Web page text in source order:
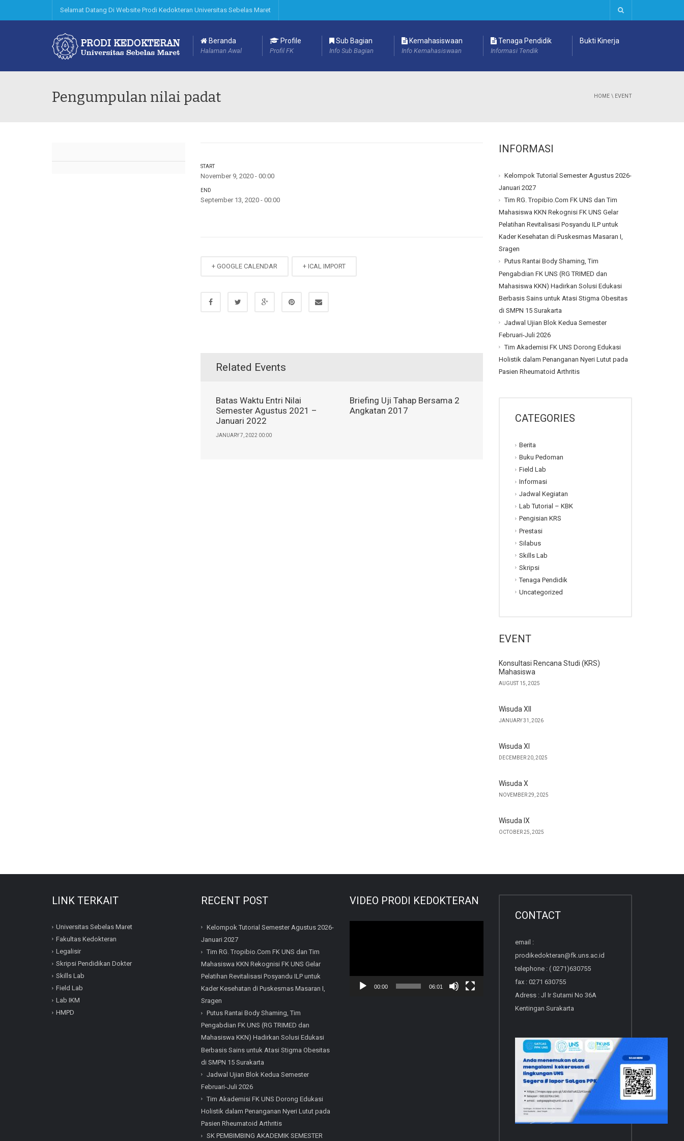
Selamat Datang Di Website Prodi Kedokteran Universitas Sebelas Maret
Beranda
Halaman Awal
Profile
Profil FK
Sub Bagian
Info Sub Bagian
Kemahasiswaan
Info Kemahasiswaan
Tenaga Pendidik
Informasi Tendik
Bukti Kinerja
Pengumpulan nilai padat HOME \ EVENT
START
November 9, 2020 - 00:00
END
September 13, 2020 - 00:00
+ GOOGLE CALENDAR + ICAL IMPORT
Related Events
Batas Waktu Entri Nilai
Semester Agustus 2021 –
Januari 2022
JANUARY 7, 2022 00:00
Briefing Uji Tahap Bersama 2
Angkatan 2017
INFORMASI
Kelompok Tutorial Semester Agustus 2026-
Januari 2027
Tim RG. Tropibio.Com FK UNS dan Tim
Mahasiswa KKN Rekognisi FK UNS Gelar
Pelatihan Revitalisasi Posyandu ILP untuk
Kader Kesehatan di Puskesmas Masaran I,
Sragen
Putus Rantai Body Shaming, Tim
Pengabdian FK UNS (RG TRIMED dan
Mahasiswa KKN) Hadirkan Solusi Edukasi
Berbasis Sains untuk Atasi Stigma Obesitas
di SMPN 15 Surakarta
Jadwal Ujian Blok Kedua Semester
Februari-Juli 2026
Tim Akademisi FK UNS Dorong Edukasi
Holistik dalam Penanganan Nyeri Lutut pada
Pasien Rheumatoid Arthritis
CATEGORIES
Berita
Buku Pedoman
Field Lab
Informasi
Jadwal Kegiatan
Lab Tutorial – KBK
Pengisian KRS
Prestasi
Silabus
Skills Lab
Skripsi
Tenaga Pendidik
Uncategorized
EVENT
Konsultasi Rencana Studi (KRS)
Mahasiswa
AUGUST 15, 2025
Wisuda XII
JANUARY 31, 2026
Wisuda XI
DECEMBER 20, 2025
Wisuda X
NOVEMBER 29, 2025
Wisuda IX
OCTOBER 25, 2025
LINK TERKAIT
Universitas Sebelas Maret
Fakultas Kedokteran
Legalisir
Skripsi Pendidikan Dokter
Skills Lab
Field Lab
Lab IKM
HMPD
RECENT POST
Kelompok Tutorial Semester Agustus 2026-
Januari 2027
Tim RG. Tropibio.Com FK UNS dan Tim
Mahasiswa KKN Rekognisi FK UNS Gelar
Pelatihan Revitalisasi Posyandu ILP untuk
Kader Kesehatan di Puskesmas Masaran I,
Sragen
Putus Rantai Body Shaming, Tim
Pengabdian FK UNS (RG TRIMED dan
Mahasiswa KKN) Hadirkan Solusi Edukasi
Berbasis Sains untuk Atasi Stigma Obesitas
di SMPN 15 Surakarta
Jadwal Ujian Blok Kedua Semester
Februari-Juli 2026
Tim Akademisi FK UNS Dorong Edukasi
Holistik dalam Penanganan Nyeri Lutut pada
Pasien Rheumatoid Arthritis
SK PEMBIMBING AKADEMIK SEMESTER
VIDEO PRODI KEDOKTERAN
00:00 06:01
CONTACT
email :
prodikedokteran@fk.uns.ac.id
telephone : ( 0271)630755
fax : 0271 630755
Adress : Jl Ir Sutami No 36A
Kentingan Surakarta